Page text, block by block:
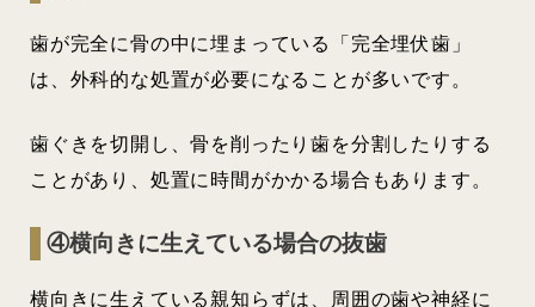
歯が完全に骨の中に埋まっている「完全埋伏歯」
は、外科的な処置が必要になることが多いです。
歯ぐきを切開し、骨を削ったり歯を分割したりする
ことがあり、処置に時間がかかる場合もあります。
④横向きに生えている場合の抜歯
横向きに生えている親知らずは、周囲の歯や神経に